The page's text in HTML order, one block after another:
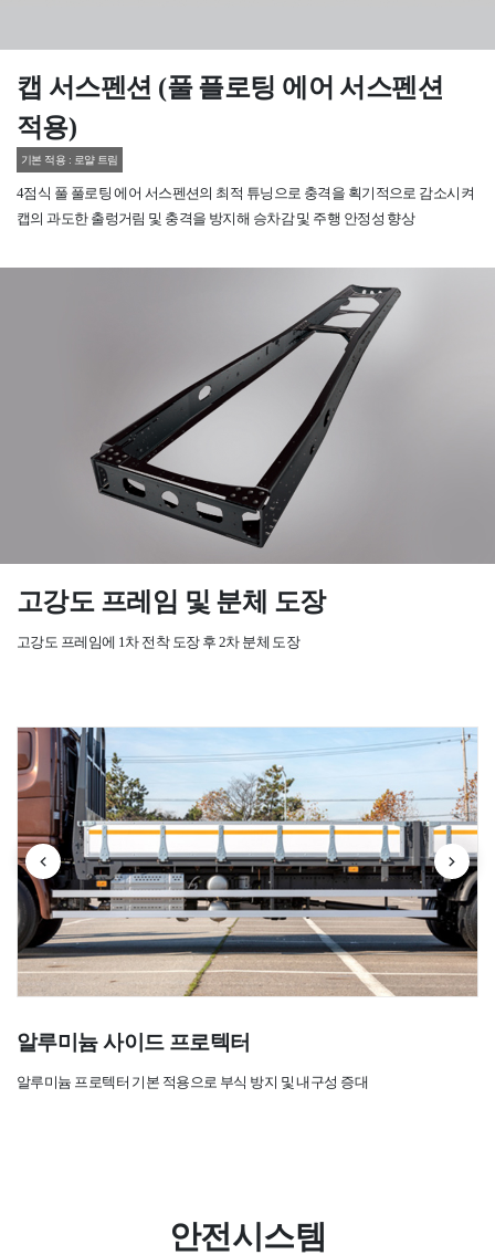
캡 서스펜션 (풀 플로팅 에어 서스펜션
적용)
기본 적용 : 로얄 트림
4점식 풀 풀로팅 에어 서스펜션의 최적 튜닝으로 충격을 획기적으로 감소시켜
캡의 과도한 출렁거림 및 충격을 방지해 승차감 및 주행 안정성 향상
고강도 프레임 및 분체 도장
고강도 프레임에 1차 전착 도장 후 2차 분체 도장
알루미늄 사이드 프로텍터
알루미늄 프로텍터 기본 적용으로 부식 방지 및 내구성 증대
안전시스템